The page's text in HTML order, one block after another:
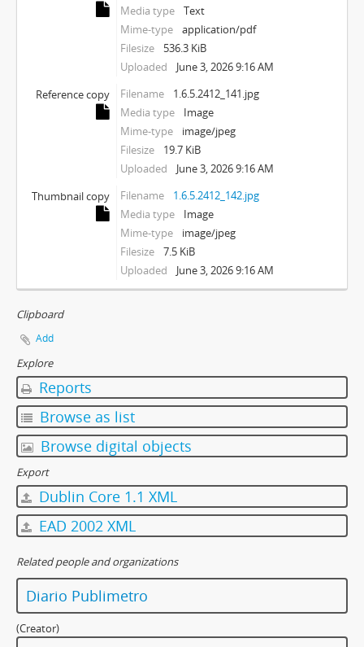
Media type
Text
Mime-type
application/pdf
Filesize
536.3 KiB
Uploaded
June 3, 2026 9:16 AM
Reference copy
Filename
1.6.5.2412_141.jpg
Media type
Image
Mime-type
image/jpeg
Filesize
19.7 KiB
Uploaded
June 3, 2026 9:16 AM
Thumbnail copy
Filename
1.6.5.2412_142.jpg
Media type
Image
Mime-type
image/jpeg
Filesize
7.5 KiB
Uploaded
June 3, 2026 9:16 AM
Clipboard
Add
Explore
Reports
Browse as list
Browse digital objects
Export
Dublin Core 1.1 XML
EAD 2002 XML
Related people and organizations
Diario Publimetro
(Creator)